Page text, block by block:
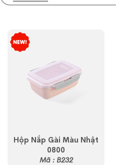
Hộp Nắp Gài Màu Nhật
0800
Mã : B232